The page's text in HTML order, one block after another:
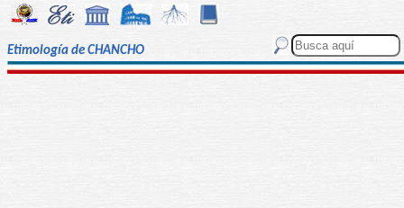
Etimología de CHANCHO